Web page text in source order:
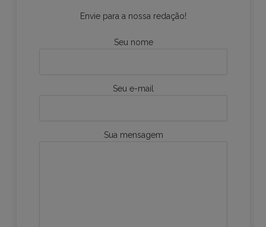
Envie para a nossa redação!
Seu nome
Seu e-mail
Sua mensagem